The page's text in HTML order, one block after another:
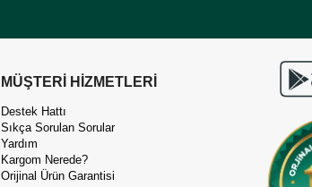
MÜŞTERİ HİZMETLERİ
Destek Hattı
Sıkça Sorulan Sorular
Yardım
Kargom Nerede?
Orijinal Ürün Garantisi